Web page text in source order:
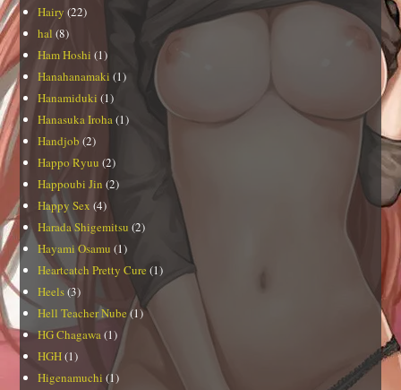
Hairy (22)
hal (8)
Ham Hoshi (1)
Hanahanamaki (1)
Hanamiduki (1)
Hanasuka Iroha(1)
Handjob (2)
Happo Ryuu (2)
Happoubi Jin (2)
Happy Sex (4)
Harada Shigemitsu (2)
Hayami Osamu (1)
Heartcatch Pretty Cure (1)
Heels(3)
Hell Teacher Nube(1)
HG Chagawa(1)
HGH(1)
Higenamuchi (1)